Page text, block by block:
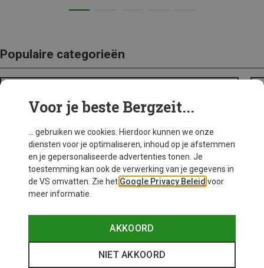
Populaire categorieën
Voor je beste Bergzeit...
... gebruiken we cookies. Hierdoor kunnen we onze
diensten voor je optimaliseren, inhoud op je afstemmen
en je gepersonaliseerde advertenties tonen. Je
toestemming kan ook de verwerking van je gegevens in
de VS omvatten. Zie het Google Privacy Beleid voor
meer informatie.
AKKOORD
NIET AKKOORD